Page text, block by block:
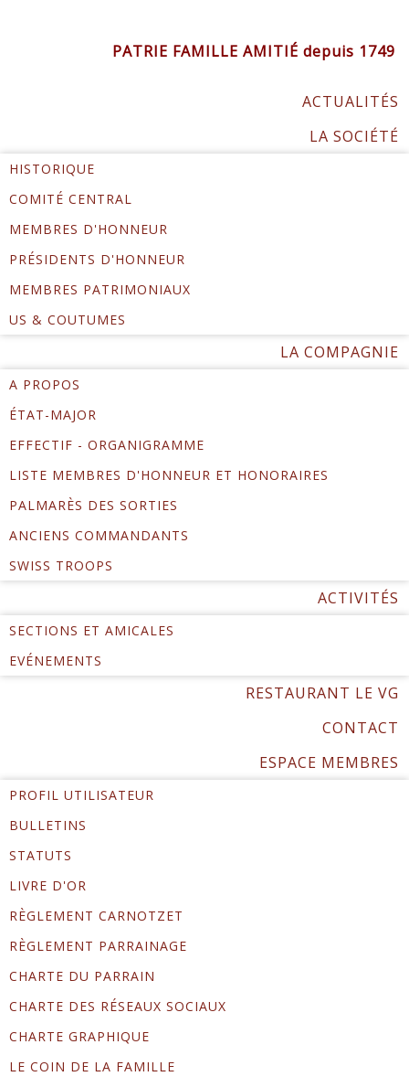
PATRIE FAMILLE AMITIÉ depuis 1749
ACTUALITÉS
LA SOCIÉTÉ
HISTORIQUE
COMITÉ CENTRAL
MEMBRES D'HONNEUR
PRÉSIDENTS D'HONNEUR
MEMBRES PATRIMONIAUX
US & COUTUMES
LA COMPAGNIE
A PROPOS
ÉTAT-MAJOR
EFFECTIF - ORGANIGRAMME
LISTE MEMBRES D'HONNEUR ET HONORAIRES
PALMARÈS DES SORTIES
ANCIENS COMMANDANTS
SWISS TROOPS
ACTIVITÉS
SECTIONS ET AMICALES
EVÉNEMENTS
RESTAURANT LE VG
CONTACT
ESPACE MEMBRES
PROFIL UTILISATEUR
BULLETINS
STATUTS
LIVRE D'OR
RÈGLEMENT CARNOTZET
RÈGLEMENT PARRAINAGE
CHARTE DU PARRAIN
CHARTE DES RÉSEAUX SOCIAUX
CHARTE GRAPHIQUE
LE COIN DE LA FAMILLE